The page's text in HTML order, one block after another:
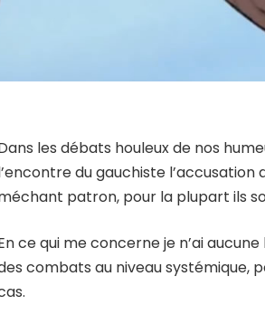
les débats houleux de nos
du gauchiste
patron, pour la plupart ils
ce qui me concerne je n’ai
combats au niveau systémique,